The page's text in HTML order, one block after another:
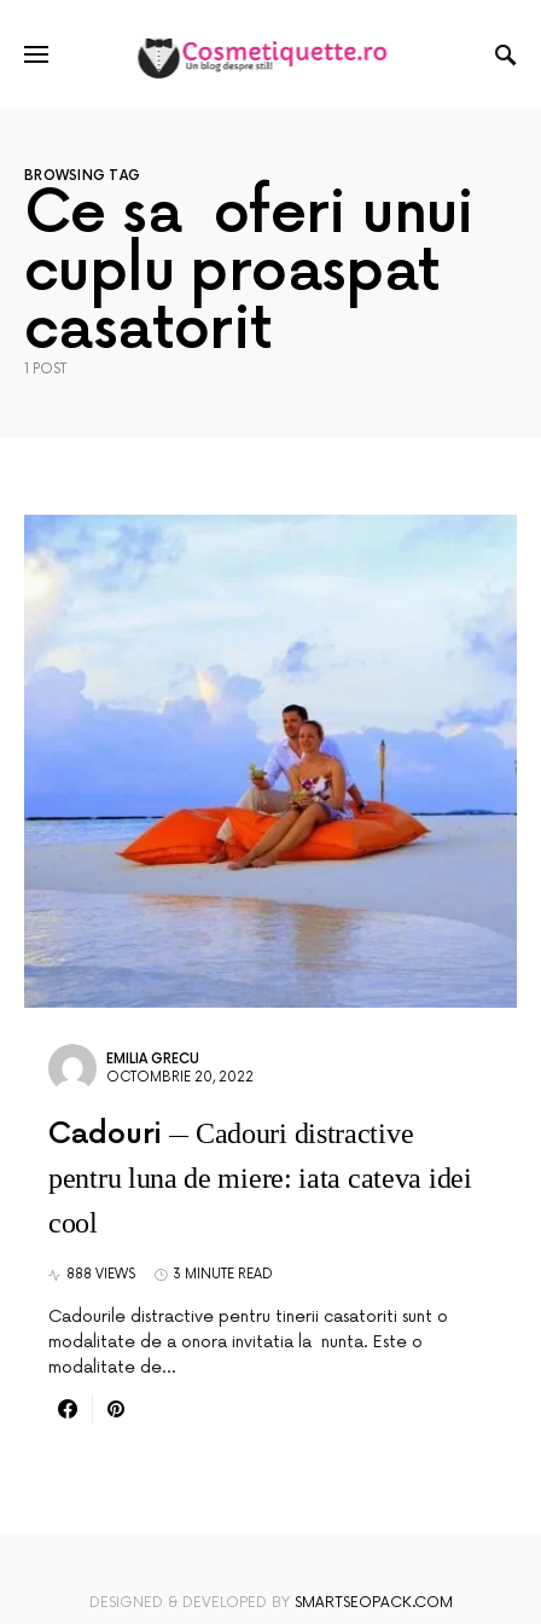
BROWSING TAG
Ce sa oferi unui
cuplu proaspat
casatorit
1 POST
EMILIA GRECU
OCTOMBRIE 20, 2022
Cadouri
Cadouri distractive
pentru luna de miere: iata cateva idei
cool
888 VIEWS 3 MINUTE READ
Cadourile distractive pentru tinerii casatoriti sunt o
modalitate de a onora invitatia la nunta. Este o
modalitate de…
DESIGNED & DEVELOPED BY SMARTSEOPACK.COM